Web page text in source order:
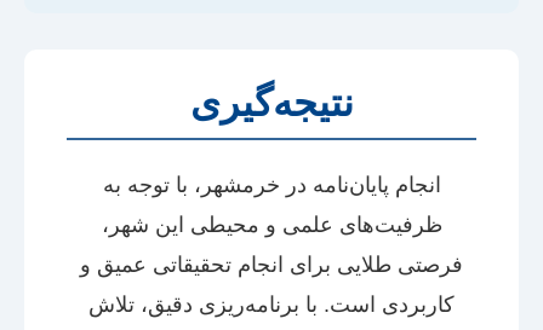
نتیجه‌گیری
انجام پایان‌نامه در خرمشهر، با توجه به
ظرفیت‌های علمی و محیطی این شهر،
فرصتی طلایی برای انجام تحقیقاتی عمیق و
کاربردی است. با برنامه‌ریزی دقیق، تلاش